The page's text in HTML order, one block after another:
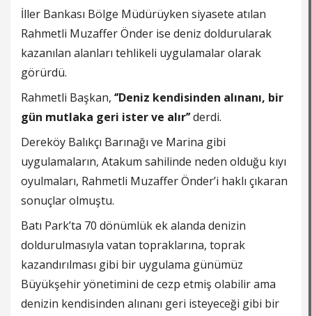
İller Bankası Bölge Müdürüyken siyasete atılan
Rahmetli Muzaffer Önder ise deniz doldurularak
kazanılan alanları tehlikeli uygulamalar olarak
görürdü.
Rahmetli Başkan, ‘’Deniz kendisinden alınanı, bir
gün mutlaka geri ister ve alır’’derdi.
Dereköy Balıkçı Barınağı ve Marina gibi
uygulamaların, Atakum sahilinde neden olduğu kıyı
oyulmaları, Rahmetli Muzaffer Önder’i haklı çıkaran
sonuçlar olmuştu.
Batı Park’ta 70 dönümlük ek alanda denizin
doldurulmasıyla vatan topraklarına, toprak
kazandırılması gibi bir uygulama günümüz
Büyükşehir yönetimini de cezp etmiş olabilir ama
denizin kendisinden alınanı geri isteyeceği gibi bir